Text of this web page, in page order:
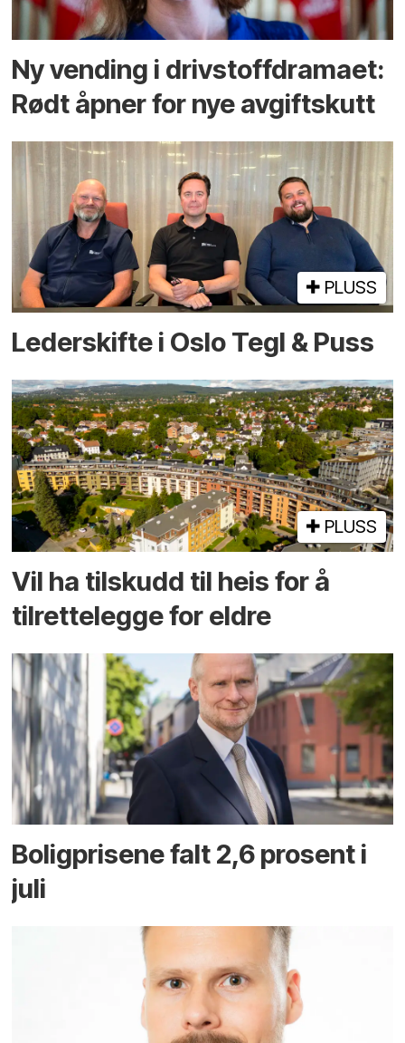
Ny vending i drivstoffdramaet:
Rødt åpner for nye avgiftskutt
PLUSS
Lederskifte i Oslo Tegl & Puss
PLUSS
Vil ha tilskudd til heis for å
tilrettelegge for eldre
Boligprisene falt 2,6 prosent i
juli